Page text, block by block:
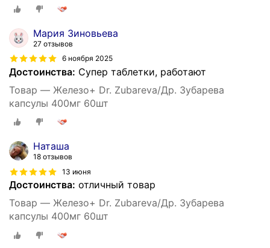
Мария Зиновьева
27 отзывов
6 ноября 2025
Достоинства: Супер таблетки, работают
Товар — Железо+ Dr. Zubareva/Др. Зубарева
капсулы 400мг 60шт
Наташа
18 отзывов
13 июня
Достоинства: отличный товар
Товар — Железо+ Dr. Zubareva/Др. Зубарева
капсулы 400мг 60шт